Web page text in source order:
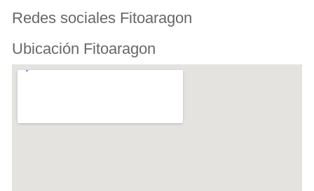
Redes sociales Fitoaragon
Ubicación Fitoaragon